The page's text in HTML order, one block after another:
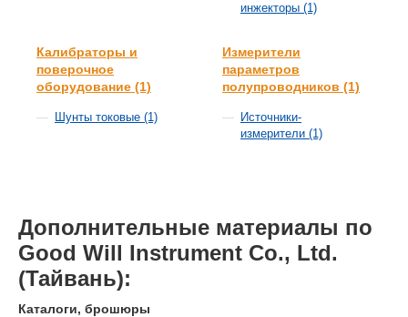
инжекторы (1)
Калибраторы и
поверочное
оборудование (1)
Шунты токовые (1)
Измерители
параметров
полупроводников (1)
Источники-
измерители (1)
Дополнительные материалы по
Good Will Instrument Co., Ltd.
(Тайвань):
Каталоги, брошюры